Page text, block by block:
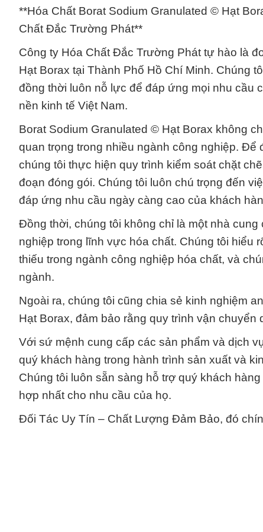
**Hóa Chất Borat Sodium Granulated © Hạt
Chất Đắc Trường Phát**
Công ty Hóa Chất Đắc Trường Phát tự hào là
Hạt Borax tại Thành Phố Hồ Chí Minh. Chúng
đồng thời luôn nỗ lực để đáp ứng mọi nhu cầu
nền kinh tế Việt Nam.
Borat Sodium Granulated © Hạt Borax không
quan trọng trong nhiều ngành công nghiệp. Để
chúng tôi thực hiện quy trình kiểm soát chặt
đoạn đóng gói. Chúng tôi luôn chú trọng đến
đáp ứng nhu cầu ngày càng cao của khách
Đồng thời, chúng tôi không chỉ là một nhà
nghiệp trong lĩnh vực hóa chất. Chúng tôi hiểu
thiếu trong ngành công nghiệp hóa chất, và
ngành.
Ngoài ra, chúng tôi cũng chia sẻ kinh nghiệm
Hạt Borax, đảm bảo rằng quy trình vận chuyển
Với sứ mệnh cung cấp các sản phẩm và dịch
quý khách hàng trong hành trình sản xuất và
Chúng tôi luôn sẵn sàng hỗ trợ quý khách
hợp nhất cho nhu cầu của họ.
Đối Tác Uy Tín – Chất Lượng Đảm Bảo, đó